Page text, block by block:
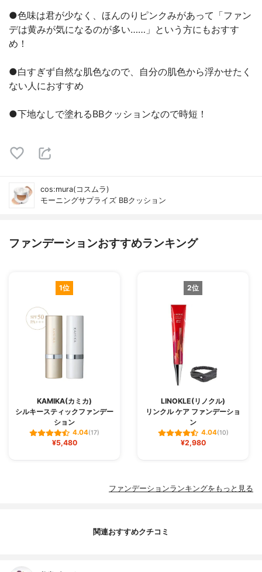
●色味は君が少なく、ほんのりピンクみがあって「ファン
デは黄みが気になるのが多い……」という方にもおすす
め！
●白すぎず自然な肌色なので、自分の肌色から浮かせたく
ない人におすすめ
●下地なしで塗れるBBクッションなので時短！
cos:mura(コスムラ)
モーニングサプライズ BBクッション
ファンデーションおすすめランキング
1位
KAMIKA(カミカ)
シルキースティックファンデー
ション
4.04(17)
¥5,480
2位
LINOKLE(リノクル)
リンクル ケア ファンデーショ
ン
4.04(10)
¥2,980
ファンデーションランキングをもっと見る
関連おすすめクチコミ